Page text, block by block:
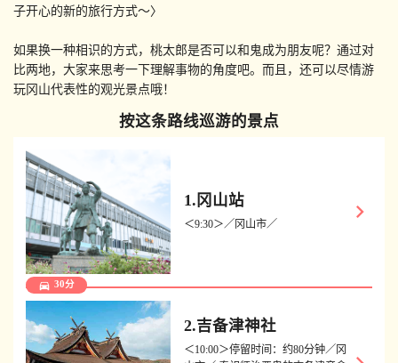
子开心的新的旅行方式～〉
如果换一种相识的方式，桃太郎是否可以和鬼成为朋友呢？通过对
比两地，大家来思考一下理解事物的角度吧。而且，还可以尽情游
玩冈山代表性的观光景点哦！
按这条路线巡游的景点
1.冈山站
＜9:30＞／冈山市／ keyboard_arrow_right
directions_car 30分
2.吉备津神社
＜10:00＞停留时间：约80分钟／冈